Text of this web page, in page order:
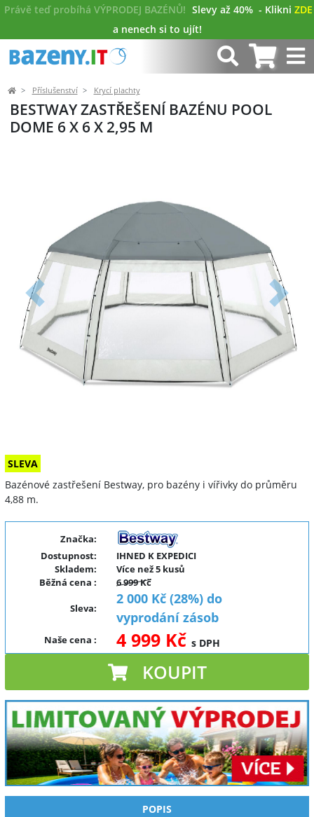
Právě teď probíhá VÝPRODEJ BAZÉNŮ! Slevy až 40% - Klikni ZDE
a nenech si to ujít!
Příslušenství Krycí plachty
BESTWAY ZASTŘEŠENÍ BAZÉNU POOL
DOME 6 X 6 X 2,95 M
Předchozí Další
SLEVA
Bazénové zastřešení Bestway, pro bazény i vířivky do průměru
4,88 m.
Značka:
Dostupnost:
IHNED K EXPEDICI
Skladem:
Více než 5 kusů
Běžná cena : 6 999 Kč
Sleva:
2 000 Kč (28%) do
vyprodání zásob
Naše cena : 4 999 Kč s DPH
KOUPIT
POPIS